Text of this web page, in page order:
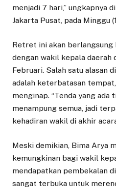
menjadi 7 hari,” ungkapnya
Jakarta Pusat, pada Minggu
Retret ini akan berlangsung
dengan wakil kepala daerah
Februari. Salah satu alasan
adalah keterbatasan
menginap. “Tenda yang ada
menampung semua, jadi
kehadiran wakil di akhir
Meski demikian, Bima Arya
kemungkinan bagi wakil
mendapatkan pembekalan
sangat terbuka untuk